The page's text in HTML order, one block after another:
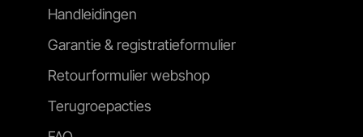
Handleidingen
Garantie & registratieformulier
Retourformulier webshop
Terugroepacties